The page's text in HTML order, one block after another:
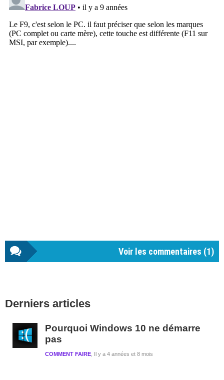
Voir les commentaires (1)
latérale
Derniers articles
Pourquoi Windows 10 ne démarre
pas
Il y a 4 années et 8 mois
COMMENT FAIRE